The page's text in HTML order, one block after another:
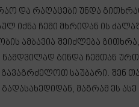
და რაღაცები უნდა
იქნა ჩემი მხრიდან ის
ამბავია შეიძლება
გინდა ჩემთან
საუბარი. შენ
მაგრამ ეს ასე